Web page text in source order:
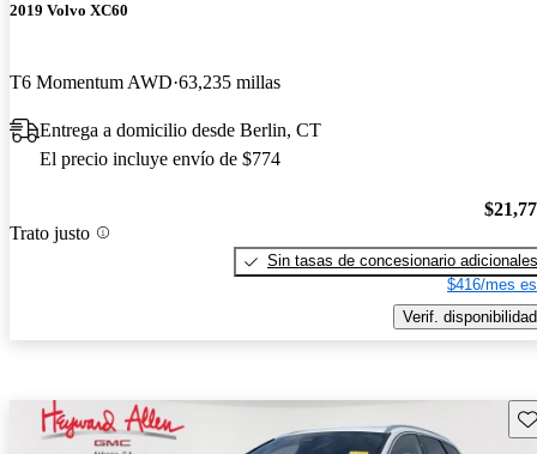
2019 Volvo XC60
T6 Momentum AWD 63,235 millas
Entrega a domicilio desde Berlin, CT
El precio incluye envío de $774
Trato justo
Sin tasas de concesionario adicionales
$416/mes
Verif. disponibilidad